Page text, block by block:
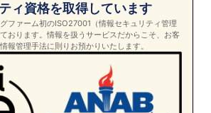
ィ資格を取得しています
ファーム初のISO27001（情報セキュリティ管理
おります。情報を扱うサービスだからこそ、お客
報管理手法に則りお預かりいたします。